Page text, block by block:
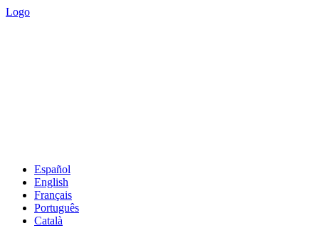
Logo
Español
English
Français
Português
Català